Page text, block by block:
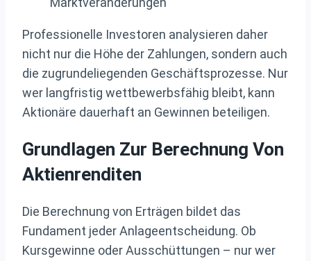
Professionelle Investoren analysieren daher
nicht nur die Höhe der Zahlungen, sondern auch
die zugrundeliegenden Geschäftsprozesse. Nur
wer langfristig wettbewerbsfähig bleibt, kann
Aktionäre dauerhaft an Gewinnen beteiligen.
Grundlagen Zur Berechnung Von
Aktienrenditen
Die Berechnung von Erträgen bildet das
Fundament jeder Anlageentscheidung. Ob
Kursgewinne oder Ausschüttungen – nur wer